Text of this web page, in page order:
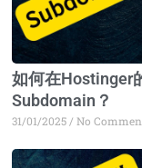
如何在Hostinger
Subdomain？
31/01/2025 No